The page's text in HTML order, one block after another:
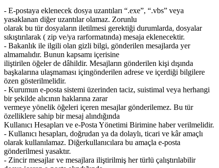
- E-postaya eklenecek dosya uzantıları “.exe”, “.vbs” veya
yasaklanan diğer uzantılar olamaz. Zorunlu
olarak bu tür dosyaların iletilmesi gerektiği durumlarda, dosyalar
sıkıştırılarak ( zip ve/ya rarformatında) mesaja eklenecektir.
- Bakanlık ile ilgili olan gizli bilgi, gönderilen mesajlarda yer
almamalıdır. Bunun kapsamı içerisine
iliştirilen öğeler de dâhildir. Mesajların gönderilen kişi dışında
başkalarına ulaşmaması içingönderilen adrese ve içerdiği bilgilere
özen gösterilmelidir.
- Kurumun e-posta sistemi üzerinden taciz, suistimal veya herhangi
bir şekilde alıcının haklarına zarar
vermeye yönelik öğeleri içeren mesajlar gönderilemez. Bu tür
özelliklere sahip bir mesaj alındığında
Kullanıcı Hesapları ve e-Posta Yönetimi Birimine haber verilmelidir.
- Kullanıcı hesapları, doğrudan ya da dolaylı, ticari ve kâr amaçlı
olarak kullanılamaz. Diğerkullanıcılara bu amaçla e-posta
gönderilmesi yasaktır.
- Zincir mesajlar ve mesajlara iliştirilmiş her türlü çalıştırılabilir